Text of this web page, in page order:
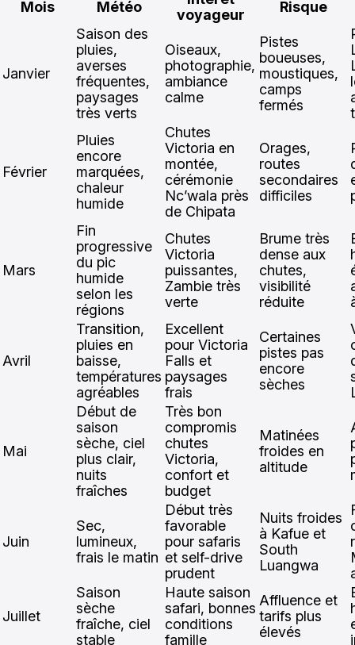
Mois Météo
voyageur
Risque
Janvier
Saison des
pluies,
averses
fréquentes,
paysages
très verts
Oiseaux,
photographie,
ambiance
calme
Pistes
boueuses,
moustiques,
camps
fermés
Février
Pluies
encore
marquées,
chaleur
humide
Chutes
Victoria en
montée,
cérémonie
Nc’wala près
de Chipata
Orages,
routes
secondaires
difficiles
Mars
Fin
progressive
du pic
humide
selon les
régions
Chutes
Victoria
puissantes,
Zambie très
verte
Brume très
dense aux
chutes,
visibilité
réduite
Avril
Transition,
pluies en
baisse,
températures
agréables
Excellent
pour Victoria
Falls et
paysages
frais
Certaines
pistes pas
encore
sèches
Mai
Début de
saison
sèche, ciel
plus clair,
nuits
fraîches
Très bon
compromis
chutes
Victoria,
confort et
budget
Matinées
froides en
altitude
Juin
Sec,
lumineux,
frais le matin
Début très
favorable
pour safaris
et self-drive
prudent
Nuits froides
à Kafue et
South
Luangwa
Juillet
Saison
sèche
fraîche, ciel
stable
Haute saison
safari, bonnes
conditions
famille
Affluence et
tarifs plus
élevés